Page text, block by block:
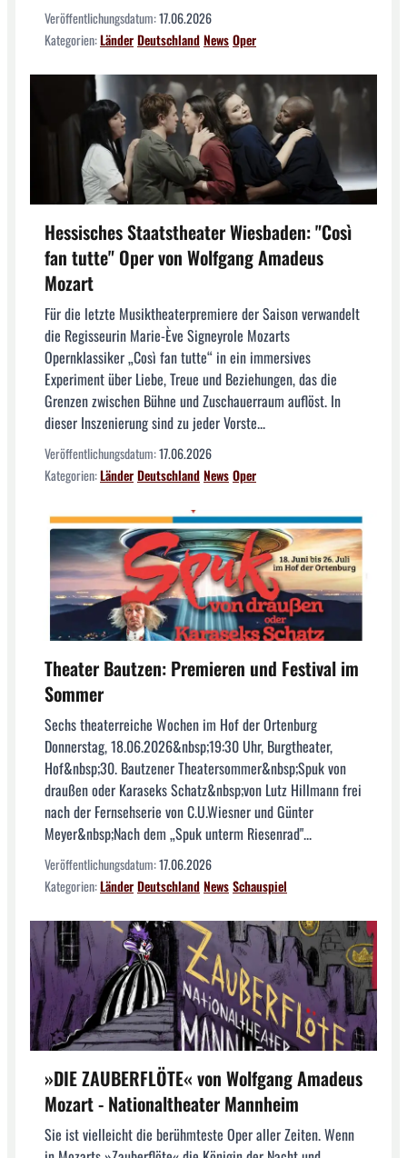
Veröffentlichungsdatum:17.06.2026
Kategorien:LänderDeutschlandNewsOper
Hessisches Staatstheater Wiesbaden: "Così
fan tutte" Oper von Wolfgang Amadeus
Mozart
Für die letzte Musiktheaterpremiere der Saison verwandelt
die Regisseurin Marie-Ève Signeyrole Mozarts
Opernklassiker „Così fan tutte“ in ein immersives
Experiment über Liebe, Treue und Beziehungen, das die
Grenzen zwischen Bühne und Zuschauerraum auflöst. In
dieser Inszenierung sind zu jeder Vorste...
Veröffentlichungsdatum:17.06.2026
Kategorien:LänderDeutschlandNewsOper
Theater Bautzen: Premieren und Festival im
Sommer
Sechs theaterreiche Wochen im Hof der Ortenburg
Donnerstag, 18.06.2026&nbsp;19:30 Uhr, Burgtheater,
Hof&nbsp;30. Bautzener Theatersommer&nbsp;Spuk von
draußen oder Karaseks Schatz&nbsp;von Lutz Hillmann frei
nach der Fernsehserie von C.U.Wiesner und Günter
Meyer&nbsp;Nach dem „Spuk unterm Riesenrad"...
Veröffentlichungsdatum:17.06.2026
Kategorien:LänderDeutschlandNewsSchauspiel
»DIE ZAUBERFLÖTE« von Wolfgang Amadeus
Mozart - Nationaltheater Mannheim
Sie ist vielleicht die berühmteste Oper aller Zeiten. Wenn